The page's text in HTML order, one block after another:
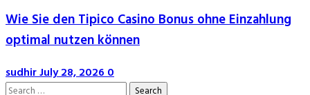
Wie Sie den Tipico Casino Bonus ohne Einzahlung
optimal nutzen können
sudhirJuly 28, 20260
Search